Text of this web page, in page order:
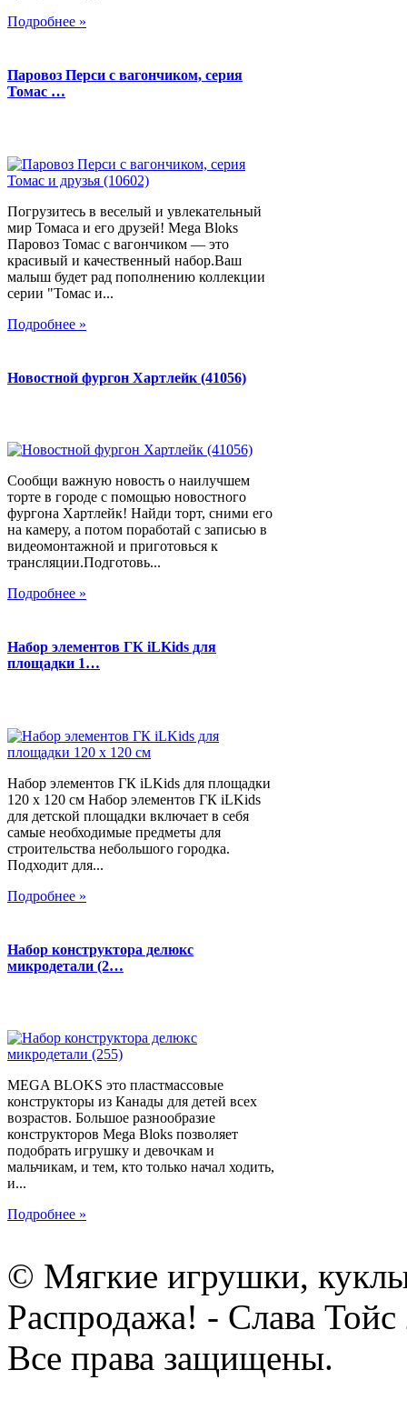
Подробнее »
Паровоз Перси с вагончиком, серия
Томас …
Погрузитесь в веселый и увлекательный
мир Томаса и его друзей! Mega Bloks
Паровоз Томас с вагончиком — это
красивый и качественный набор.Ваш
малыш будет рад пополнению коллекции
серии "Томас и...
Подробнее »
Новостной фургон Хартлейк (41056)
Сообщи важную новость о наилучшем
торте в городе с помощью новостного
фургона Хартлейк! Найди торт, сними его
на камеру, а потом поработай с записью в
видеомонтажной и приготовься к
трансляции.Подготовь...
Подробнее »
Набор элементов ГК iLKids для
площадки 1…
Набор элементов ГК iLKids для площадки
120 х 120 см Набор элементов ГК iLKids
для детской площадки включает в себя
самые необходимые предметы для
строительства небольшого городка.
Подходит для...
Подробнее »
Набор конструктора делюкс
микродетали (2…
MEGA BLOKS это пластмассовые
конструкторы из Канады для детей всех
возрастов. Большое разнообразие
конструкторов Mega Bloks позволяет
подобрать игрушку и девочкам и
мальчикам, и тем, кто только начал ходить,
и...
Подробнее »
© Мягкие игрушки,
Распродажа! - Слава Тойс
Все права защищены.